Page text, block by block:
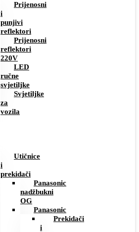
Prijenosni
i
punjivi
reflektori
Prijenosni
reflektori
220V
LED
ručne
svjetiljke
Svjetiljke
za
vozila
Utičnice
i
prekidači
Panasonic
nadžbukni
OG
Panasonic
Prekidači
i